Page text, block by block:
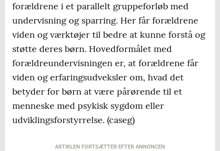
forældrene i et parallelt gruppeforløb med
undervisning og sparring. Her får forældrene
viden og værktøjer til bedre at kunne forstå og
støtte deres børn. Hovedformålet med
forældreundervisningen er, at forældrene får
viden og erfaringsudveksler om, hvad det
betyder for børn at være pårørende til et
menneske med psykisk sygdom eller
udviklingsforstyrrelse. (caseg)
ARTIKLEN FORTSÆTTER EFTER ANNONCEN